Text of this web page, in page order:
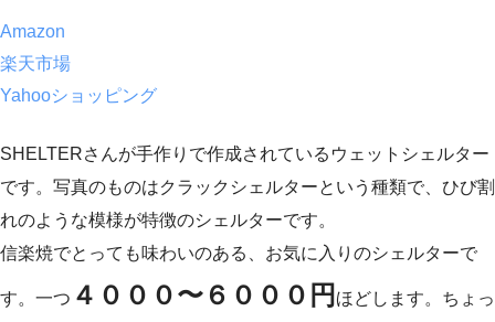
Amazon
楽天市場
Yahooショッピング
SHELTERさんが手作りで作成されているウェットシェルター
です。写真のものはクラックシェルターという種類で、ひび割
れのような模様が特徴のシェルターです。
信楽焼でとっても味わいのある、お気に入りのシェルターで
す。一つ ４０００〜６０００円 ほどします。ちょっ